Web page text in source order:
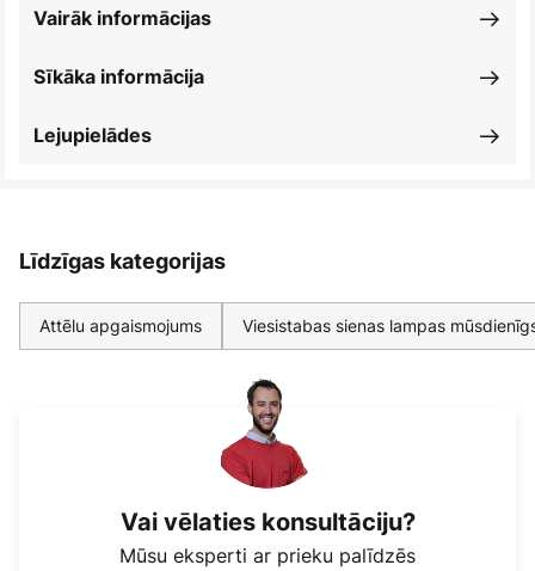
Sīkāka informācija
Vairāk informācijas
Lejupielādes
Līdzīgas kategorijas
Attēlu apgaismojums Viesistabas sienas lampas
Vai vēlaties konsultāciju?
Mūsu eksperti ar prieku palīdzēs